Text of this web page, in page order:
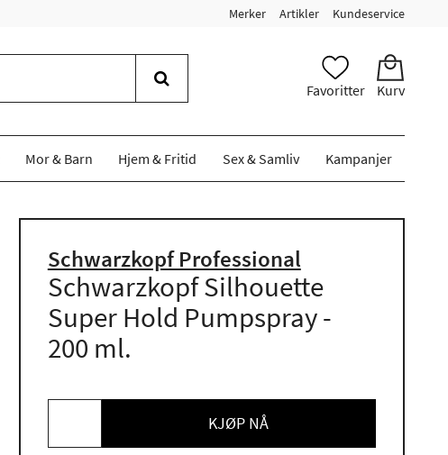
Merker Artikler Kundeservice
Favoritter Kurv
Mor & Barn Hjem & Fritid Sex & Samliv Kampanjer
Schwarzkopf Professional
Schwarzkopf Silhouette
Super Hold Pumpspray -
200 ml.
KJØP NÅ